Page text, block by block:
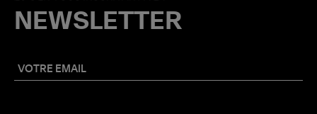
NEWSLETTER